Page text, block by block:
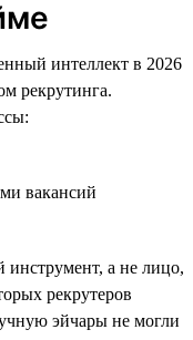
интеллект в 2026
рекрутинга.
вакансий
а не лицо,
рекрутеров
эйчары не могли